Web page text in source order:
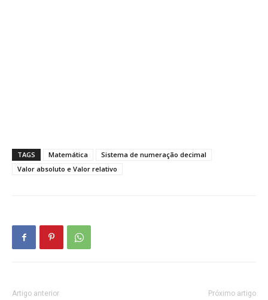
TAGS Matemática
Sistema de numeração decimal
Valor absoluto e Valor relativo
Artigo anterior Próximo artigo